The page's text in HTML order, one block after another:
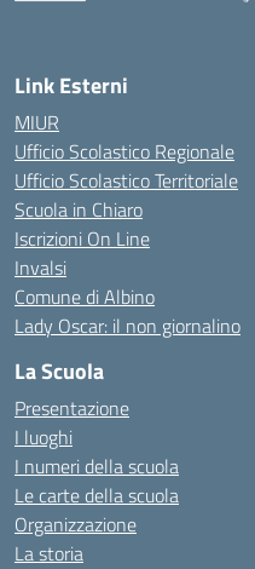
Link Esterni
MIUR
Ufficio Scolastico Regionale
Ufficio Scolastico Territoriale
Scuola in Chiaro
Iscrizioni On Line
Invalsi
Comune di Albino
Lady Oscar: il non giornalino
La Scuola
Presentazione
I luoghi
I numeri della scuola
Le carte della scuola
Organizzazione
La storia